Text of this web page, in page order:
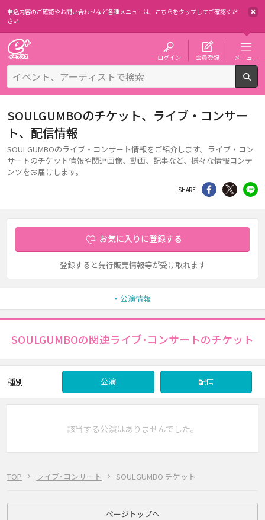
申込内容のご確認やお問い合わせなど各種メニューは、 こちらをタップしてご確認くだ
さい
ログイン 会員登録 メニュー
TOP ライブ･コンサート SOULGUMBO チケット
SOULGUMBOのチケット、ライブ・コンサー
ト、配信情報
SOULGUMBOのライブ・コンサート情報をご紹介します。ライブ・コン
サートのチケット情報や関連画像、動画、記事など、様々な情報コンテ
ンツをお届けします。
SHARE シェア Twitter
お気に入りに登録する
登録すると先行販売情報等が受け取れます
公演情報
SOULGUMBOの関連ライブ･コンサートのチケット
種別 公演 配信
該当する公演はありませんでした。
ページトップへ